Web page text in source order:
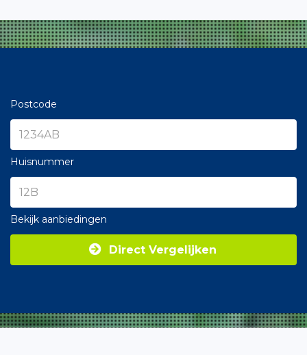
Postcode
Huisnummer
Bekijk aanbiedingen
Direct Vergelijken